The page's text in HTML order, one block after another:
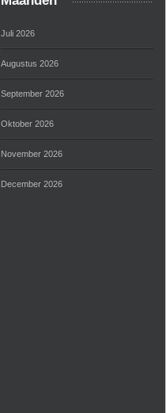
Juli 2026
Augustus 2026
September 2026
Oktober 2026
November 2026
December 2026